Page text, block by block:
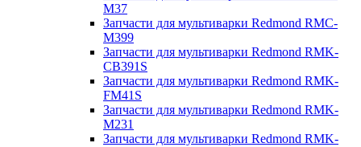
M37
Запчасти для мультиварки Redmond RMC-
M399
Запчасти для мультиварки Redmond RMK-
CB391S
Запчасти для мультиварки Redmond RMK-
FM41S
Запчасти для мультиварки Redmond RMK-
M231
Запчасти для мультиварки Redmond RMK-